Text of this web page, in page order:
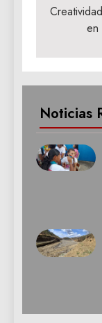
en
Noticias